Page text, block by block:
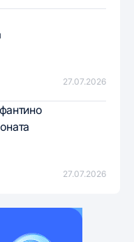
27.07.2026
27.07.2026